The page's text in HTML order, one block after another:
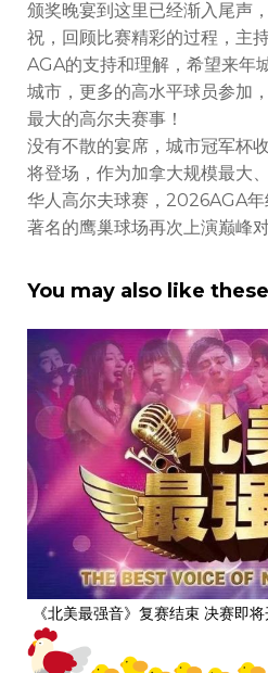
颁奖晚宴到这里已经渐入尾声
祝，回顾比赛精彩的过程，主
AGA的支持和理解，希望来年
城市，更多的高水平球员参加
最大的高尔夫赛事！
没有不散的宴席，城市冠军杯
将登场，作为加拿大规模最大
华人高尔夫球赛，2026AGA
著名的鹰巢球场再次上演巅峰
You may also like
《北美最强音》复赛结束 决赛即将